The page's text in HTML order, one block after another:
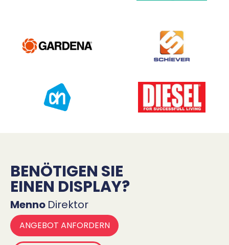
BENÖTIGEN SIE
EINEN DISPLAY?
Menno Direktor
ANGEBOT ANFORDERN